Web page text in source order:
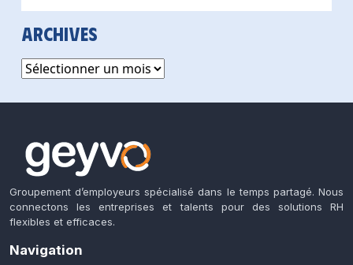
Archives
Archives
Groupement d’employeurs spécialisé dans le temps partagé. Nous
connectons les entreprises et talents pour des solutions RH
flexibles et efficaces.
Navigation